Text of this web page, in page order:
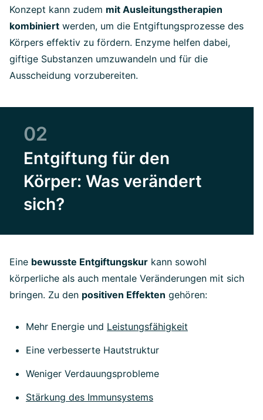
Konzept kann zudem mit Ausleitungstherapien
kombiniert werden, um die Entgiftungsprozesse des
Körpers effektiv zu fördern. Enzyme helfen dabei,
giftige Substanzen umzuwandeln und für die
Ausscheidung vorzubereiten.
02
Entgiftung für den
Körper: Was verändert
sich?
Eine bewusste Entgiftungskur kann sowohl
körperliche als auch mentale Veränderungen mit sich
bringen. Zu den positiven Effekten gehören:
Mehr Energie und Leistungsfähigkeit
Eine verbesserte Hautstruktur
Weniger Verdauungsprobleme
Stärkung des Immunsystems